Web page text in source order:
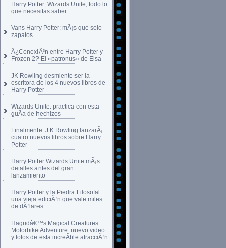
Harry Potter: Wizards Unite, todo lo
que necesitas saber
Vans Harry Potter: mÃ¡s que solo
zapatos
Â¿ConexiÃ³n entre Harry Potter y
Frozen 2? El «patronus» de Elsa
JK Rowling desmiente ser la
escritora de los 4 nuevos libros de
Harry Potter
Wizards Unite: practica con esta
guÃ­a de hechizos
Finalmente: J.K Rowling lanzarÃ¡
cuatro nuevos libros sobre Harry
Potter
Harry Potter Wizards Unite mÃ¡s
detalles antes del gran
lanzamiento
Harry Potter y la Piedra Filosofal:
una vieja ediciÃ³n que vale miles
de dÃ³lares
Hagridâ€™s Magical Creatures
Motorbike Adventure: nuevo video
y fotos de esta increÃ­ble atracciÃ³n